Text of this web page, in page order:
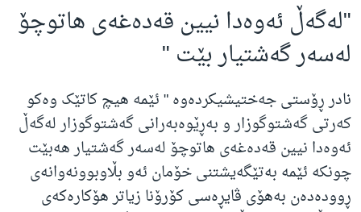
"له‌گه‌ڵ ئه‌وه‌دا نیین قه‌ده‌غه‌ی هاتوچۆ
له‌سه‌ر گه‌شتیار بێت"
نادر ڕۆستی جەختیشیکردەوە " ئێمه‌ هیچ کاتێک وه‌کو
که‌رتی گه‌شتوگوزار و به‌ڕێوه‌به‌رانی گه‌شتوگوزار له‌گه‌ڵ
ئه‌وه‌دا نیین قه‌ده‌غه‌ی هاتوچۆ له‌سه‌ر گه‌شتیار هەبێت
چونکه‌ ئێمه‌ به‌تێگه‌یشتنی خۆمان ئه‌و بڵاوبوونه‌وانه‌ی
ڕووده‌ده‌ن به‌هۆی ڤایڕه‌سی کۆرۆنا زیاتر هۆکاره‌که‌ی